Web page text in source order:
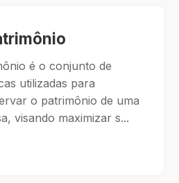
é o conjunto de
utilizadas para
o patrimônio de uma
visando maximizar s...